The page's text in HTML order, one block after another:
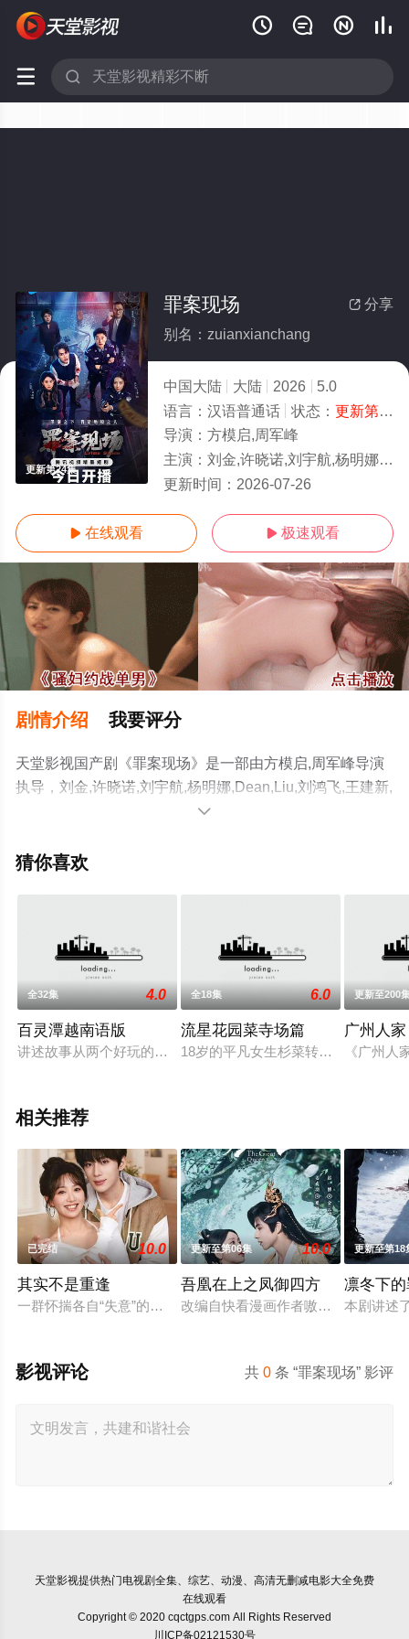
   
 
更新第24集
 分享
罪案现场
别名：zuianxianchang
中国大陆 大陆 2026
5.0
语言： 汉语普通话 状态： 更新第24集
导演： 方模启,周军峰
主演： 刘金,许晓诺,刘宇航,杨明娜,Dean,Liu,刘鸿飞,王建新,陈梦瑶,赵美钧,洛嘉,田媛,戚彩,童心,张程诗
更新时间： 2026-07-26
 在线观看  极速观看
剧情介绍 我要评分
天堂影视国产剧《罪案现场》是一部由方模启,周军峰导演
执导，刘金,许晓诺,刘宇航,杨明娜,Dean,Liu,刘鸿飞,王建新,
陈梦瑶,赵美钧,洛嘉,田媛,戚彩,童心,张程诗晴,费贝贝,李长
视剧，手机免费观看高清未删减完整版电视剧全集就上天
。

猜你喜欢
全32集 4.0
百灵潭越南语版
讲述故事从两个好玩的男女主被绑在一起，去收集物灵的宿书
全18集 6.0
流星花园菜寺场篇
18岁的平凡女生杉菜转入了精英学
更新至200
广州人家
《广州
相关推荐
已完结 10.0
其实不是重逢
一群怀揣各自“失意”的年轻人，在沿海小城南安相遇相知，他们
更新至第06集 10.0
吾凰在上之凤御四方
改编自快看漫画作者嗷小泽的独家连
更新至第18
凛冬下
本剧讲述
共0 条 “罪案现场” 影评
影视评论
天堂影视提供热门电视剧全集、综艺、动漫、高清无删减电影大全免费
在线观看
Copyright © 2020 cqctgps.com All Rights Reserved
川ICP备02121530号